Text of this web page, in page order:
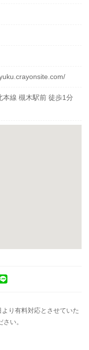
線 槻木駅前 徒歩1分
り有料対応とさせていた
い。